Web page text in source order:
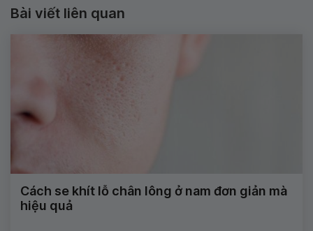
Bài viết liên quan
Cách se khít lỗ chân lông ở nam đơn giản mà
hiệu quả